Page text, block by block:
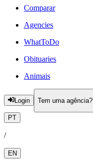
Comparar
Agencies
WhatToDo
Obituaries
Animais
Login Tem uma agência?
PT
/
EN